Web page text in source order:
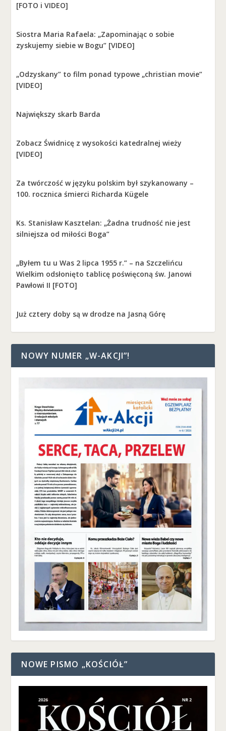
[FOTO i VIDEO]
Siostra Maria Rafaela: „Zapominając o sobie
zyskujemy siebie w Bogu” [VIDEO]
„Odzyskany” to film ponad typowe „christian movie”
[VIDEO]
Największy skarb Barda
Zobacz Świdnicę z wysokości katedralnej wieży
[VIDEO]
Za twórczość w języku polskim był szykanowany –
100. rocznica śmierci Richarda Kügele
Ks. Stanisław Kasztelan: „Żadna trudność nie jest
silniejsza od miłości Boga”
„Byłem tu u Was 2 lipca 1955 r.” – na Szczelińcu
Wielkim odsłonięto tablicę poświęconą św. Janowi
Pawłowi II [FOTO]
Już cztery doby są w drodze na Jasną Górę
NOWY NUMER „W-AKCJI”!
NOWE PISMO „KOŚCIÓŁ”